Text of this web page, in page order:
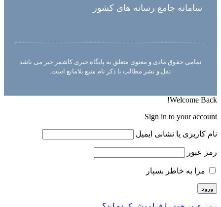
سامانه جامع رسانه های کشور
تمامی حقوق مادی و معنوی متعلق به پایگاه خبری کاشمر خبر می باشد
نقل و نشر مطالب با ذکر نام منبع بلامانع است.
Welcome Back!
Sign in to your account
نام کاربری یا نشانی ایمیل
رمز عبور
مرا به خاطر بسپار